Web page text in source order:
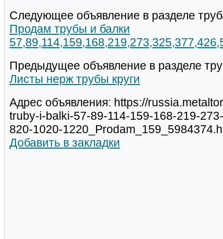
Следующее объявление в разделе
Продам трубы и балки
Предыдущее объявление в разделе
Листы нерж трубы круги
Адрес объявления: https://
truby-i-balki-57-89-114-159-168-219-
820-1020-
Добавить в закладки